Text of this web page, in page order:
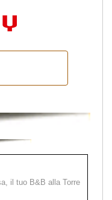
il tuo B&B alla Torre